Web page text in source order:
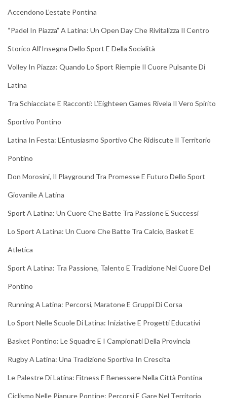
Accendono L’estate Pontina
“Padel In Piazza” A Latina: Un Open Day Che Rivitalizza Il Centro
Storico All’Insegna Dello Sport E Della Socialità
Volley In Piazza: Quando Lo Sport Riempie Il Cuore Pulsante Di
Latina
Tra Schiacciate E Racconti: L’Eighteen Games Rivela Il Vero Spirito
Sportivo Pontino
Latina In Festa: L’Entusiasmo Sportivo Che Ridiscute Il Territorio
Pontino
Don Morosini, Il Playground Tra Promesse E Futuro Dello Sport
Giovanile A Latina
Sport A Latina: Un Cuore Che Batte Tra Passione E Successi
Lo Sport A Latina: Un Cuore Che Batte Tra Calcio, Basket E
Atletica
Sport A Latina: Tra Passione, Talento E Tradizione Nel Cuore Del
Pontino
Running A Latina: Percorsi, Maratone E Gruppi Di Corsa
Lo Sport Nelle Scuole Di Latina: Iniziative E Progetti Educativi
Basket Pontino: Le Squadre E I Campionati Della Provincia
Rugby A Latina: Una Tradizione Sportiva In Crescita
Le Palestre Di Latina: Fitness E Benessere Nella Città Pontina
Ciclismo Nelle Pianure Pontine: Percorsi E Gare Nel Territorio